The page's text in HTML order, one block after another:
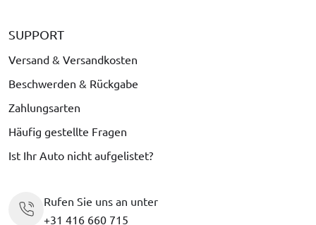
SUPPORT
Versand & Versandkosten
Beschwerden & Rückgabe
Zahlungsarten
Häufig gestellte Fragen
Ist Ihr Auto nicht aufgelistet?
Rufen Sie uns an unter
+31 416 660 715